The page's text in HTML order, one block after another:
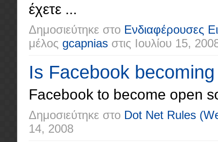
έχετε ...
Δημοσιεύτηκε στο Ενδιαφέρουσες
μέλος gcapnias στις Ιουλίου 15,
Is Facebook
Facebook to become open
Δημοσιεύτηκε στο Dot Net Rules
14, 2008